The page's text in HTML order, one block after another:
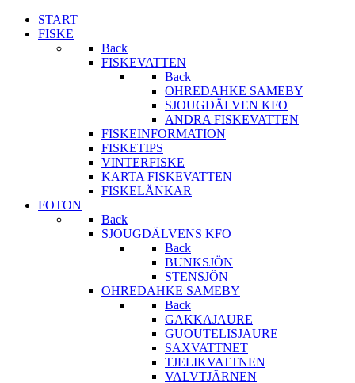
START
FISKE
Back
FISKEVATTEN
Back
OHREDAHKE SAMEBY
SJOUGDÄLVEN KFO
ANDRA FISKEVATTEN
FISKEINFORMATION
FISKETIPS
VINTERFISKE
KARTA FISKEVATTEN
FISKELÄNKAR
FOTON
Back
SJOUGDÄLVENS KFO
Back
BUNKSJÖN
STENSJÖN
OHREDAHKE SAMEBY
Back
GAKKAJAURE
GUOUTELISJAURE
SAXVATTNET
TJELIKVATTNEN
VALVTJÄRNEN